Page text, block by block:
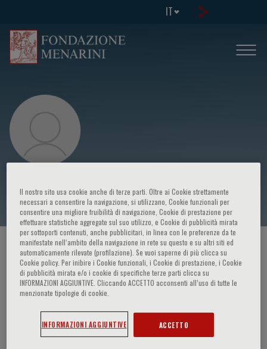
IT
Vincenzo Barnaba
HOME PAGE / CORSI ED EVENTI / RELATORE
Vincenzo Barnaba
Il nostro sito usa cookie anche di terze parti. Oltre ai Cookie strettamente
necessari a consentire la navigazione, si utilizzano, Cookie funzionali per
consentire una migliore fruibilità di navigazione, Cookie di prestazione per
effettuare statistiche aggregate sul suo utilizzo, e Cookie di pubblicità mirata
per sottoporti contenuti, anche pubblicitari, in linea con le preferenze da te
manifestate nell‘ambito della navigazione in rete su questo e su altri siti ed
automaticamente rilevate (profilazione). Se vuoi saperne di più clicca su
Cookie policy. Per inibire i Cookie funzionali, i Cookie di prestazione, i Cookie
di pubblicità mirata e/o i cookie di specifiche terze parti clicca su
INFORMAZIONI AGGIUNTIVE. Cliccando ACCETTO acconsenti all’uso di tutte le
menzionate tipologie di cookie.
INFORMAZIONI AGGIUNTIVE ACCETTO